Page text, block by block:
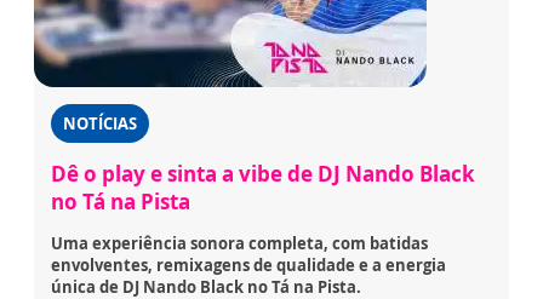
NOTÍCIAS
Dê o play e sinta a vibe de DJ Nando Black
no Tá na Pista
Uma experiência sonora completa, com batidas
envolventes, remixagens de qualidade e a energia
única de DJ Nando Black no Tá na Pista.